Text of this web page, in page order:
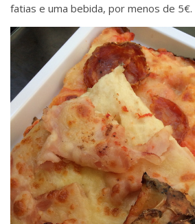
fatias e uma bebida, por menos de 5€.